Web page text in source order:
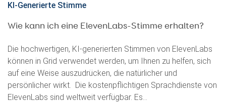
KI-Generierte Stimme
Wie kann ich eine ElevenLabs-Stimme erhalten?
Die hochwertigen, KI-generierten Stimmen von ElevenLabs
können in Grid verwendet werden, um Ihnen zu helfen, sich
auf eine Weise auszudrücken, die natürlicher und
persönlicher wirkt. Die kostenpflichtigen Sprachdienste von
ElevenLabs sind weltweit verfügbar. Es...